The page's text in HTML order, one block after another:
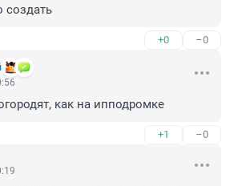
создать
+0 –0
как на ипподромке
+1 –0